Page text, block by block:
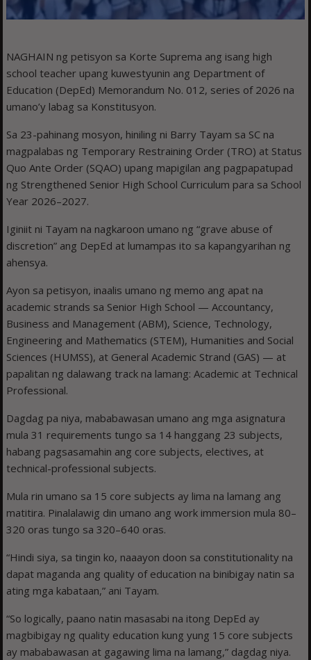
NAGHAIN ng petisyon sa Korte Suprema ang isang high
school teacher upang kuwestyunin ang Department of
Education (DepEd) Memorandum No. 012, series of 2026 na
umano’y labag sa Konstitusyon.
Sa 23-pahinang mosyon, hiniling ni Barry Tayam sa SC na
magpalabas ng Temporary Restraining Order (TRO) at Status
Quo Ante Order (SQAO) upang mapigilan ang pagpapatupad
ng Strengthened Senior High School Curriculum para sa School
Year 2026–2027.
Iginiit ni Tayam na nagkaroon umano ng “grave abuse of
discretion” ang DepEd at lumampas ito sa kapangyarihan ng
ahensya.
Ayon sa petisyon, inaalis umano ng memo ang apat na
academic strands sa Senior High School — Accountancy,
Business and Management (ABM), Science, Technology,
Engineering and Mathematics (STEM), Humanities and Social
Sciences (HUMSS), at General Academic Strand (GAS) — at
papalitan ng dalawang track na lamang: Academic at Technical
Professional.
Dagdag pa niya, mababawasan umano ang mga asignatura
mula 31 requirements tungo sa 14 hanggang 23 subjects,
habang pagsasamahin ang core subjects, electives, at
technical-professional subjects.
Mula rin umano sa 15 core subjects ay lima na lamang ang
matitira. Pinalalawig din umano ang work immersion mula 80–
320 oras tungo sa 320–640 oras.
“Hindi siya, sa tingin ko, naaayon doon sa constitutionality na
dapat maganda ang quality of education na binibigay natin sa
ating mga kabataan,” ani Tayam.
“So logically, paano natin masasabi na itong DepEd ay
magbibigay ng quality education kung yung 15 core subjects
ay mababawasan at gagawing lima na lamang,” dagdag niya.